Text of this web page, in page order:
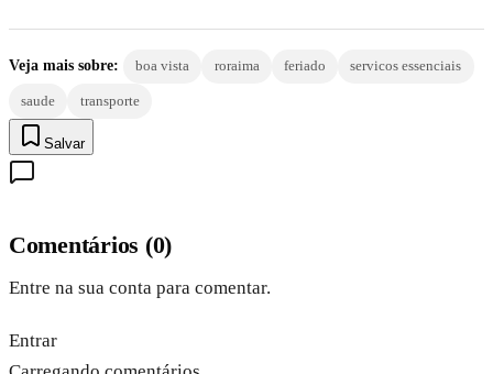
Veja mais sobre: boa vista roraima feriado servicos essenciais
saude transporte
Salvar
Comentários (0)
Entre na sua conta para comentar.
Entrar